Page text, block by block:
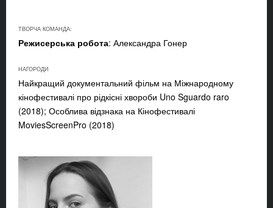
ТВОРЧА КОМАНДА:
Режисерська робота: Александра Гонер
НАГОРОДИ
Найкращий документальний фільм на Міжнародному
кінофестивалі про рідкісні хвороби Uno Sguardo raro
(2018); Особлива відзнака на Кінофестивалі
MoviesScreenPro (2018)